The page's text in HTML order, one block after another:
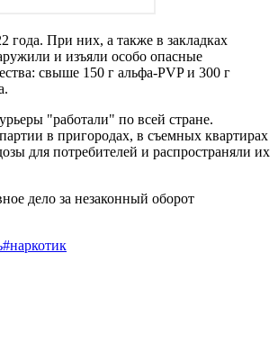
года. При них, а также в закладках
и изъяли особо опасные
свыше 150 г альфа-PVP и 300 г
"работали" по всей стране.
в пригородах, в съемных квартирах
для потребителей и распространяли их
дело за незаконный оборот
#наркотик